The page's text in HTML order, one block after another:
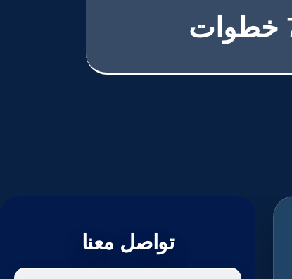
تواصل معنا